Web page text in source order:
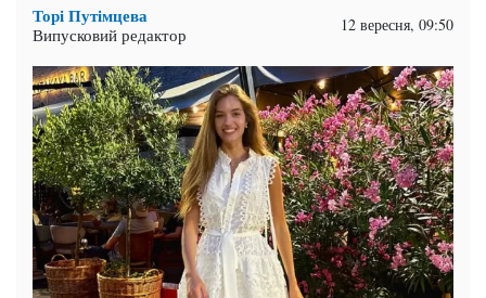
Торі Путімцева
Випусковий редактор 12 вересня, 09:50